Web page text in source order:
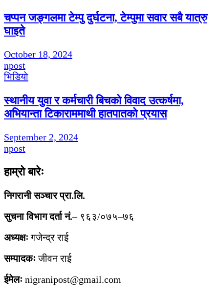
चप्पन जङ्गलमा टेम्पु दुर्घटना, टेम्पुमा सवार सबै यात्रु
घाइते
October 18, 2024
npost
भिडियाे
स्थानीय युवा र कर्मचारी बिचको विवाद उत्कर्षमा,
अभियान्ता टिकाराममाथी हातपातको प्रयास
September 2, 2024
npost
हाम्रो बारेः
निगरानी सञ्चार प्रा.लि.
सुचना विभाग दर्ता नं.– ९६३/०७५–७६
अध्यक्षःगजेन्द्र राई
सम्पादकःजीवन राई
ईमेलः nigranipost@gmail.com